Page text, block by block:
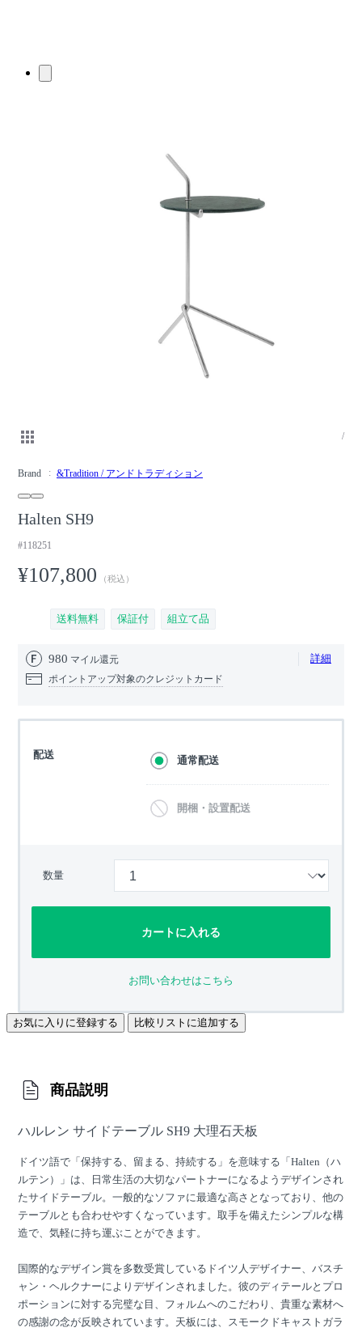
/
Brand &Tradition / アンドトラディション
Halten SH9
#118251
¥107,800 （税込）
送料無料 保証付 組立て品
980 マイル還元 詳細
ポイントアップ対象のクレジットカード
配送 通常配送
開梱・設置配送
数量
カートに入れる
お問い合わせはこちら
お気に入りに登録する 比較リストに追加する
商品説明
ハルレン サイドテーブル SH9 大理石天板
ドイツ語で「保持する、留まる、持続する」を意味する「Halten（ハ
ルテン）」は、日常生活の大切なパートナーになるようデザインされ
たサイドテーブル。一般的なソファに最適な高さとなっており、他の
テーブルとも合わせやすくなっています。取手を備えたシンプルな構
造で、気軽に持ち運ぶことができます。
国際的なデザイン賞を多数受賞しているドイツ人デザイナー、バスチ
ャン・ヘルクナーによりデザインされました。彼のディテールとプロ
ポーションに対する完璧な目、フォルムへのこだわり、貴重な素材へ
の感謝の念が反映されています。天板には、スモークドキャストガラ